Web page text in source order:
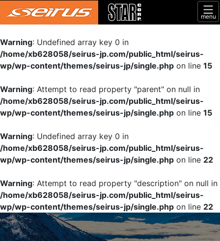
menu
Warning: Undefined array key 0 in
/home/xb628058/seirus-jp.com/public_html/seirus-
wp/wp-content/themes/seirus-jp/single.php on line 15
Warning: Attempt to read property "parent" on null in
/home/xb628058/seirus-jp.com/public_html/seirus-
wp/wp-content/themes/seirus-jp/single.php on line 15
Warning: Undefined array key 0 in
/home/xb628058/seirus-jp.com/public_html/seirus-
wp/wp-content/themes/seirus-jp/single.php on line 22
Warning: Attempt to read property "description" on null in
/home/xb628058/seirus-jp.com/public_html/seirus-
wp/wp-content/themes/seirus-jp/single.php on line 22